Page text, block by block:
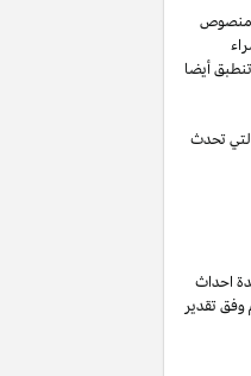
منصوص
أيضا
تحدث
احداث
تقدير